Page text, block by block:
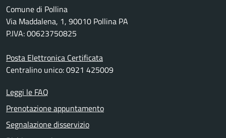
Comune di Pollina
Via Maddalena, 1, 90010 Pollina PA
P.IVA: 00623750825
Posta Elettronica Certificata
Centralino unico: 0921 425009
Leggi le FAQ
Prenotazione appuntamento
Segnalazione disservizio